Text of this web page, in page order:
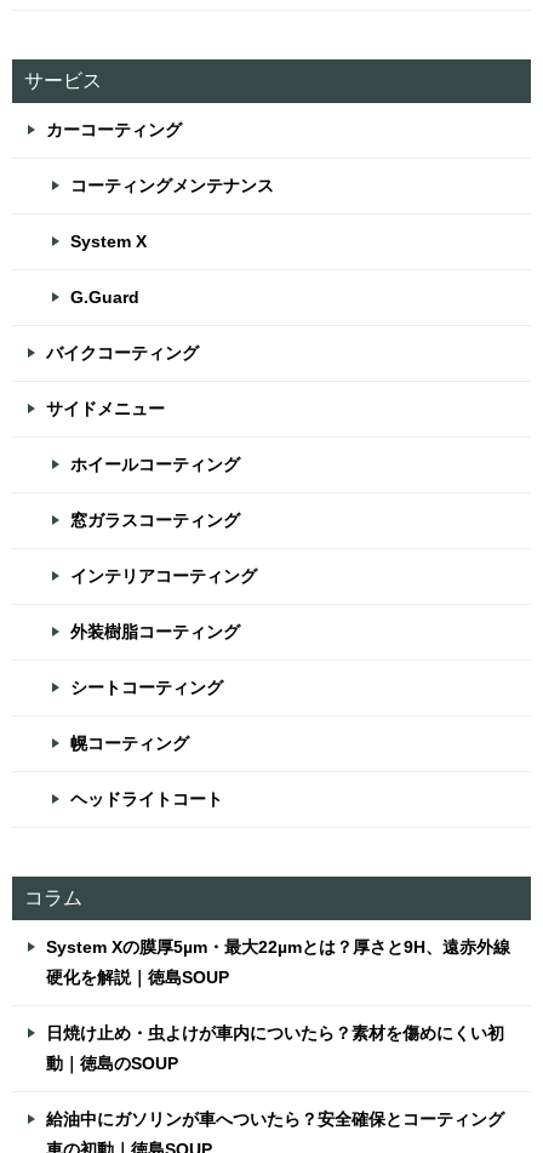
サービス
カーコーティング
コーティングメンテナンス
System X
G.Guard
バイクコーティング
サイドメニュー
ホイールコーティング
窓ガラスコーティング
インテリアコーティング
外装樹脂コーティング
シートコーティング
幌コーティング
ヘッドライトコート
コラム
System Xの膜厚5µm・最大22µmとは？厚さと9H、遠赤外線
硬化を解説｜徳島SOUP
日焼け止め・虫よけが車内についたら？素材を傷めにくい初
動｜徳島のSOUP
給油中にガソリンが車へついたら？安全確保とコーティング